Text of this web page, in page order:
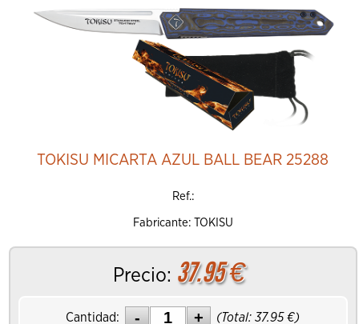
Añadir al Carrito
TOKISU MICARTA AZUL BALL BEAR 25288
Ref.:
Fabricante: TOKISU
Precio: 37.95€
Cantidad: (Total:37.95 €)